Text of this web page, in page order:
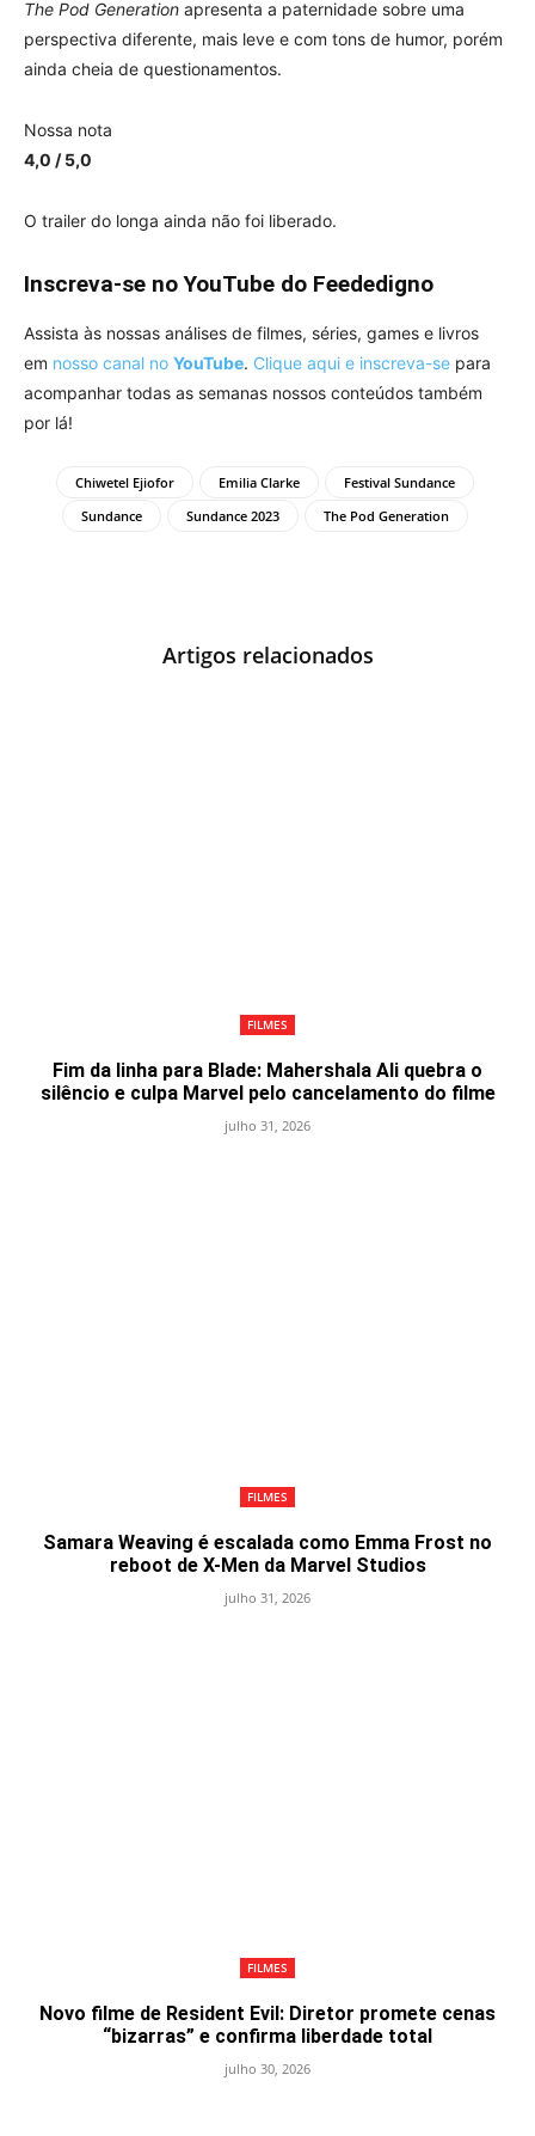
The Pod Generation apresenta a paternidade sobre uma
perspectiva diferente, mais leve e com tons de humor, porém
ainda cheia de questionamentos.
Nossa nota
4,0 / 5,0
O trailer do longa ainda não foi liberado.
Inscreva-se no YouTube do Feededigno
Assista às nossas análises de filmes, séries, games e livros
em nosso canal no YouTube. Clique aqui e inscreva-se para
acompanhar todas as semanas nossos conteúdos também
por lá!
Chiwetel Ejiofor Emilia Clarke
Festival Sundance
Sundance
Sundance 2023 The Pod Generation
Artigos relacionados
FILMES
Fim da linha para Blade: Mahershala Ali quebra o
silêncio e culpa Marvel pelo cancelamento do filme
julho 31, 2026
FILMES
Samara Weaving é escalada como Emma Frost no
reboot de X-Men da Marvel Studios
julho 31, 2026
FILMES
Novo filme de Resident Evil: Diretor promete cenas
“bizarras” e confirma liberdade total
julho 30, 2026